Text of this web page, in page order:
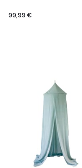
99,99 €